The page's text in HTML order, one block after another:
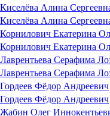
Киселёва Алина
Киселёва Алина
Корнилович Екатерина
Корнилович Екатерина
Лаврентьева Серафима
Лаврентьева Серафима
Гордеев Фёдор Андреевич
Гордеев Фёдор Андреевич
Жабин Олег